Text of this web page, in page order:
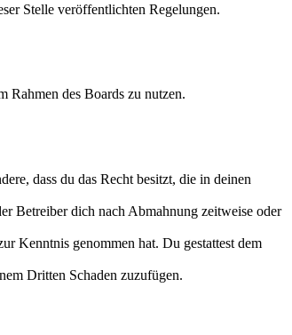
Stelle veröffentlichten Regelungen.
Rahmen des Boards zu nutzen.
dass du das Recht besitzt, die in deinen
Betreiber dich nach Abmahnung zeitweise oder
Kenntnis genommen hat. Du gestattest dem
Dritten Schaden zuzufügen.